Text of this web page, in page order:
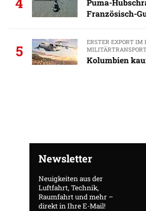
Puma-
Französisch-
5
ERSTER EXPORT
Kolumbien
Newsletter
Neuigkeiten aus der
Luftfahrt, Technik,
Raumfahrt und mehr –
direkt in Ihre E-Mail!